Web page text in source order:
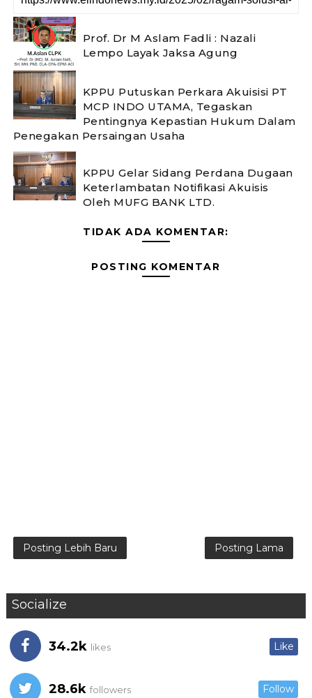
Prof. Dr M Aslam Fadli : Nazali
Lempo Layak Jaksa Agung
KPPU Putuskan Perkara Akuisisi PT
MCP INDO UTAMA, Tegaskan
Pentingnya Kepastian Hukum Dalam
Penegakan Persaingan Usaha
KPPU Gelar Sidang Perdana Dugaan
Keterlambatan Notifikasi Akuisis
Oleh MUFG BANK LTD.
TIDAK ADA KOMENTAR:
POSTING KOMENTAR
Posting Lebih Baru Posting Lama
Socialize
34.2k likes Like
28.6k followers Follow